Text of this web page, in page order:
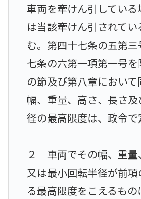
車両を牽けん引している
は当該牽けん引されて
む。第四十七条の五第
七条の六第一項第一号を
の節及び第八章におい
幅、重量、高さ、長さ
径の最高限度は、政令で
２ 車両でその幅、重量
又は最小回転半径が前
る最高限度をこえるも